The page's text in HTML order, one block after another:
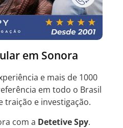
em Sonora
e mais de 1000
em todo o Brasil
traição e investigação.
com a Detetive Spy.